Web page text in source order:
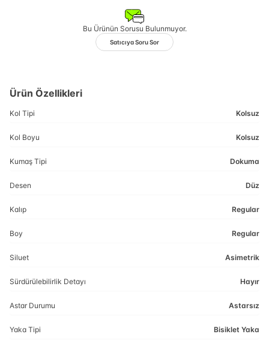
Bu Ürünün Sorusu Bulunmuyor.
Satıcıya Soru Sor
Ürün Özellikleri
Kol Tipi Kolsuz
Kol Boyu Kolsuz
Kumaş Tipi Dokuma
Desen Düz
Kalıp Regular
Boy Regular
Siluet Asimetrik
Sürdürülebilirlik Detayı Hayır
Astar Durumu Astarsız
Yaka Tipi Bisiklet Yaka